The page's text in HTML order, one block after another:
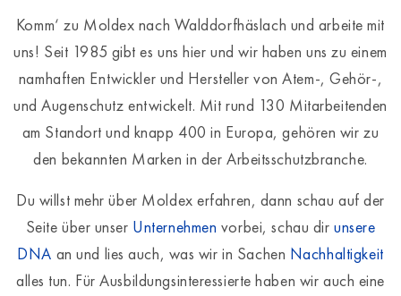
Komm‘ zu Moldex nach Walddorfhäslach und arbeite mit
uns! Seit 1985 gibt es uns hier und wir haben uns zu einem
namhaften Entwickler und Hersteller von Atem-, Gehör-,
und Augenschutz entwickelt. Mit rund 130 Mitarbeitenden
am Standort und knapp 400 in Europa, gehören wir zu
den bekannten Marken in der Arbeitsschutzbranche.
Du willst mehr über Moldex erfahren, dann schau auf der
Seite über unser Unternehmen vorbei, schau dir unsere
DNA an und lies auch, was wir in Sachen Nachhaltigkeit
alles tun. Für Ausbildungsinteressierte haben wir auch eine